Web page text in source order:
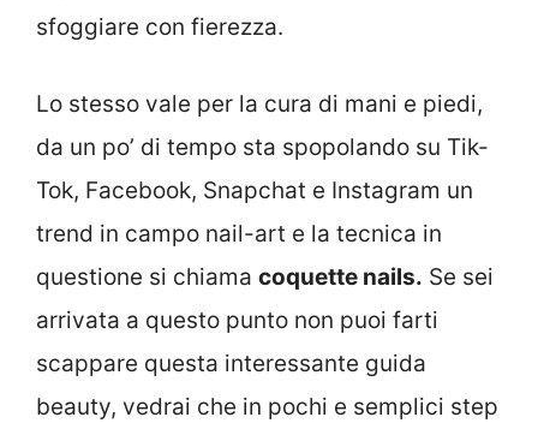
sfoggiare con fierezza.
Lo stesso vale per la cura di mani e piedi,
da un po’ di tempo sta spopolando su Tik-
Tok, Facebook, Snapchat e Instagram un
trend in campo nail-art e la tecnica in
questione si chiama coquette nails. Se sei
arrivata a questo punto non puoi farti
scappare questa interessante guida
beauty, vedrai che in pochi e semplici step